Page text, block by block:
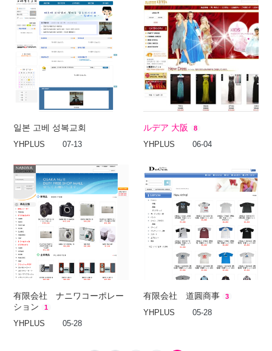
일본 고베 성복교회
YHPLUS 07-13
ルデア 大阪 8
YHPLUS 06-04
有限会社 ナニワコーポレー
ション
1
YHPLUS 05-28
有限会社 道圓商事 3
YHPLUS 05-28